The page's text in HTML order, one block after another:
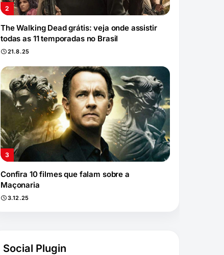
The Walking Dead grátis: veja onde assistir
todas as 11 temporadas no Brasil
21.8.25
Confira 10 filmes que falam sobre a
Maçonaria
3.12.25
Social Plugin